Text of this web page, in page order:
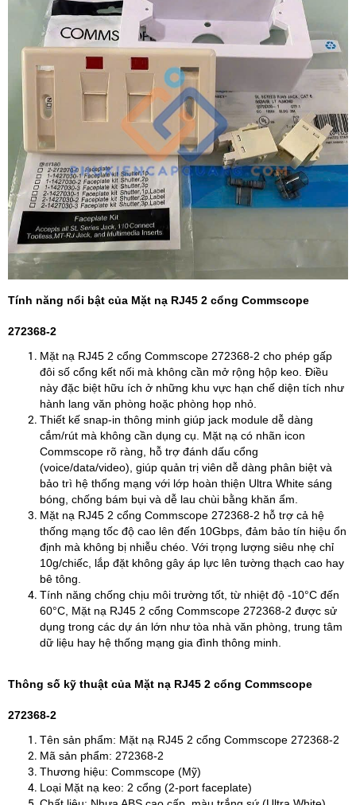
Tính năng nổi bật của Mặt nạ RJ45 2 cổng Commscope
272368-2
Mặt nạ RJ45 2 cổng Commscope 272368-2 cho phép gấp
đôi số cổng kết nối mà không cần mở rộng hộp keo. Điều
này đặc biệt hữu ích ở những khu vực hạn chế diện tích như
hành lang văn phòng hoặc phòng họp nhỏ.
Thiết kế snap-in thông minh giúp jack module dễ dàng
cắm/rút mà không cần dụng cụ. Mặt nạ có nhãn icon
Commscope rõ ràng, hỗ trợ đánh dấu cổng
(voice/data/video), giúp quản trị viên dễ dàng phân biệt và
bảo trì hệ thống mạng với lớp hoàn thiện Ultra White sáng
bóng, chống bám bụi và dễ lau chùi bằng khăn ẩm.
Mặt nạ RJ45 2 cổng Commscope 272368-2 hỗ trợ cả hệ
thống mạng tốc độ cao lên đến 10Gbps, đảm bảo tín hiệu ổn
định mà không bị nhiễu chéo. Với trọng lượng siêu nhẹ chỉ
10g/chiếc, lắp đặt không gây áp lực lên tường thạch cao hay
bê tông.
Tính năng chống chịu môi trường tốt, từ nhiệt độ -10°C đến
60°C, Mặt nạ RJ45 2 cổng Commscope 272368-2 được sử
dụng trong các dự án lớn như tòa nhà văn phòng, trung tâm
dữ liệu hay hệ thống mạng gia đình thông minh.
Thông số kỹ thuật của Mặt nạ RJ45 2 cổng Commscope
272368-2
Tên sản phẩm: Mặt nạ RJ45 2 cổng Commscope 272368-2
Mã sản phẩm: 272368-2
Thương hiệu: Commscope (Mỹ)
Loại Mặt nạ keo: 2 cổng (2-port faceplate)